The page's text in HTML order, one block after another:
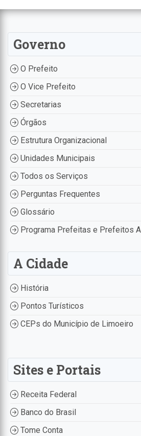
Governo
O Prefeito
O Vice Prefeito
Secretarias
Órgãos
Estrutura Organizacional
Unidades Municipais
Todos os Serviços
Perguntas Frequentes
Glossário
Programa Prefeitas e Prefeitos
A Cidade
História
Pontos Turísticos
CEPs do Município de Limoeiro
Sites e Portais
Receita Federal
Banco do Brasil
Tome Conta